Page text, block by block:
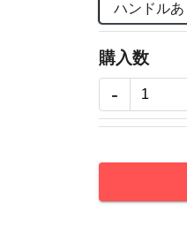
ハンドル
購入数
-